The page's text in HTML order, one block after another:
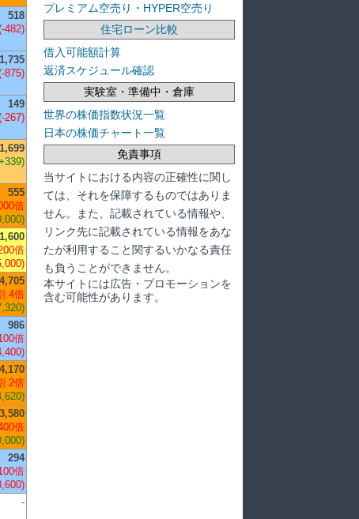
518
482)
1,735
875)
149
267)
1,699
555
倍
1,600
倍
4,705
4倍
986
倍
4,170
2倍
3,580
倍
294
倍
-
プレミアム空売り・HYPER空売り
住宅ローン比較
借入可能額計算
返済スケジュール確認
実験室・準備中・倉庫
世界の株価指数状況一覧
日本の株価チャート一覧
免責事項
当サイトにおける内容の正確性に関し
ては、それを保障するものではありま
せん。また、記載されている情報や、
リンク先に記載されている情報をあな
たが利用すること関するいかなる責任
も負うことができません。
本サイトには広告・プロモーションを
含む可能性があります。